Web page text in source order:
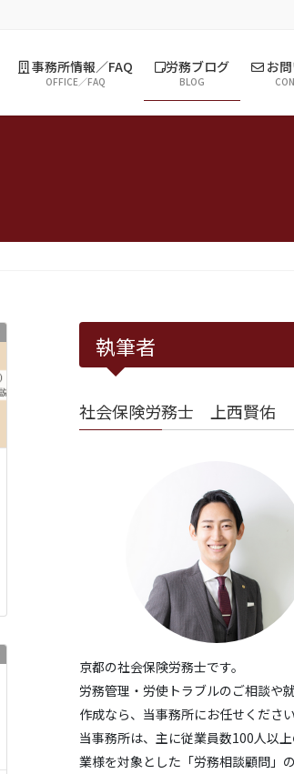
事務所情報／FAQ
OFFICE／FAQ
労務ブログ
BLOG
お
執筆者
社会保険労務士 上西賢佑
京都の社会保険労務士です。
労務管理・労使トラブルのご相談や
作成なら、当事務所にお任せください
当事務所は、主に従業員数100人以
業様を対象とした「労務相談顧問」